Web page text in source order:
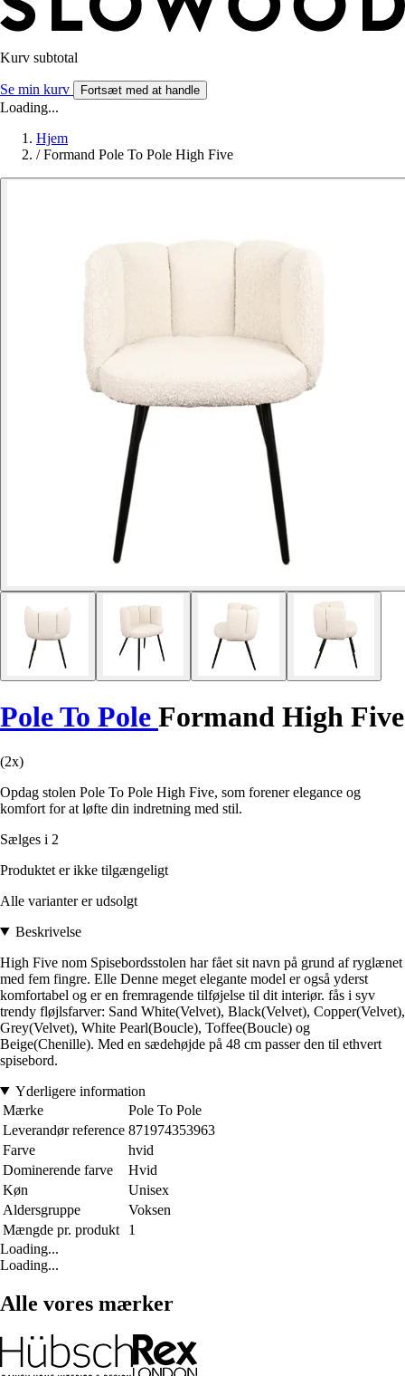
Kurv subtotal
Se min kurv Fortsæt med at handle
Loading...
Hjem
/ Formand Pole To Pole High Five
Pole To Pole Formand High Five
(2x)
Opdag stolen Pole To Pole High Five, som forener elegance og
komfort for at løfte din indretning med stil.
Sælges i 2
Produktet er ikke tilgængeligt
Alle varianter er udsolgt
Beskrivelse
High Five nom Spisebordsstolen har fået sit navn på grund af ryglænet
med fem fingre. Elle Denne meget elegante model er også yderst
komfortabel og er en fremragende tilføjelse til dit interiør. fås i syv
trendy fløjlsfarver: Sand White(Velvet), Black(Velvet), Copper(Velvet),
Grey(Velvet), White Pearl(Boucle), Toffee(Boucle) og
Beige(Chenille). Med en sædehøjde på 48 cm passer den til ethvert
spisebord.
Yderligere information
Mærke
Pole To Pole
Leverandør reference 871974353963
Farve
hvid
Dominerende farve
Hvid
Køn
Unisex
Aldersgruppe
Voksen
Mængde pr. produkt
1
Loading...
Loading...
Alle vores mærker